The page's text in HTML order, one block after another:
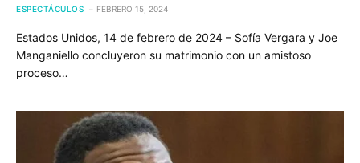
ESPECTÁCULOS FEBRERO 15, 2024
Estados Unidos, 14 de febrero de 2024 – Sofía Vergara y Joe
Manganiello concluyeron su matrimonio con un amistoso
proceso…